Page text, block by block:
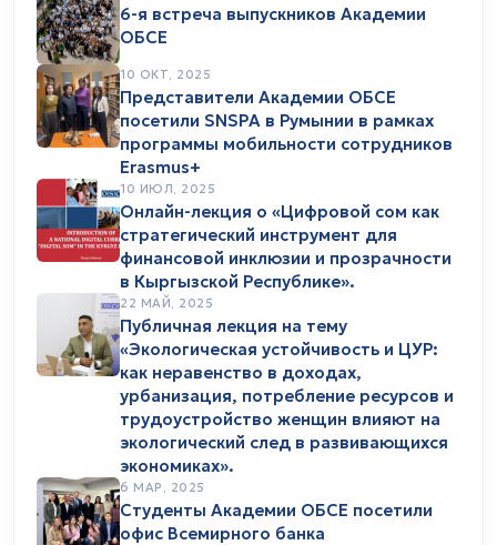
6-я встреча выпускников Академии
ОБСЕ
10 ОКТ, 2025
Представители Академии ОБСЕ
посетили SNSPA в Румынии в рамках
программы мобильности сотрудников
Erasmus+
10 ИЮЛ, 2025
Онлайн-лекция о «Цифровой сом как
стратегический инструмент для
финансовой инклюзии и прозрачности
в Кыргызской Республике».
22 МАЙ, 2025
Публичная лекция на тему
«Экологическая устойчивость и ЦУР:
как неравенство в доходах,
урбанизация, потребление ресурсов и
трудоустройство женщин влияют на
экологический след в развивающихся
экономиках».
6 МАР, 2025
Студенты Академии ОБСЕ посетили
офис Всемирного банка